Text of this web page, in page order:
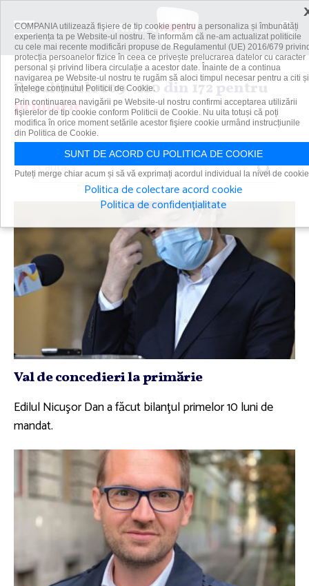
Rezultatele 109 - 120 din 172 pentru
primarie
Caută
Val de concedieri la primărie
Edilul Nicuşor Dan a făcut bilanţul primelor 10 luni de
mandat.
COMPANIA utilizează fişiere de tip cookie pentru a personaliza și îmbunătăți
experiența ta pe Website-ul nostru. Te informăm că ne-am actualizat politicile
cu cele mai recente modificări propuse de Regulamentul (UE) 2016/679
protecția persoanelor fizice în ceea ce privește prelucrarea datelor cu caracter
personal și privind libera circulație a acestor date. Înainte de a continua
navigarea pe Website-ul nostru te rugăm să aloci timpul necesar pentru a citi și
înțelege conținutul Politicii de Cookie.
Prin continuarea navigării pe Website-ul nostru confirmi acceptarea utilizării
fişierelor de tip cookie conform Politicii de Cookie. Nu uita totuși că poți
modifica în orice moment setările acestor fişiere cookie urmând instrucțiunile
din Politica de Cookie.
SUNT DE ACORD CU POLITICA DE COOKIE
Puteți merge chiar acum și să vă exprimați acordul individual la nivel de
Politica de colectare acord cookie
Politica de confidențialitate